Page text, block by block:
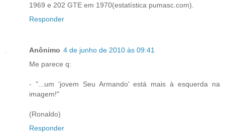
1969 e 202 GTE em 1970(estatística pumasc.com).
Responder
Anônimo 4 de junho de 2010 às 09:41
Me parece q:
- "...um 'jovem Seu Armando' está mais à esquerda na
imagem!"
(Ronaldo)
Responder